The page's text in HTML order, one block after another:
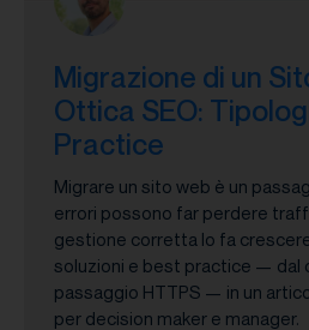
Migrazione di un
Ottica SEO:
Practice
Migrare un sito web è un
errori possono far perdere
gestione corretta lo fa
soluzioni e best practice — dal
passaggio HTTPS — in un
per decision maker e manager.